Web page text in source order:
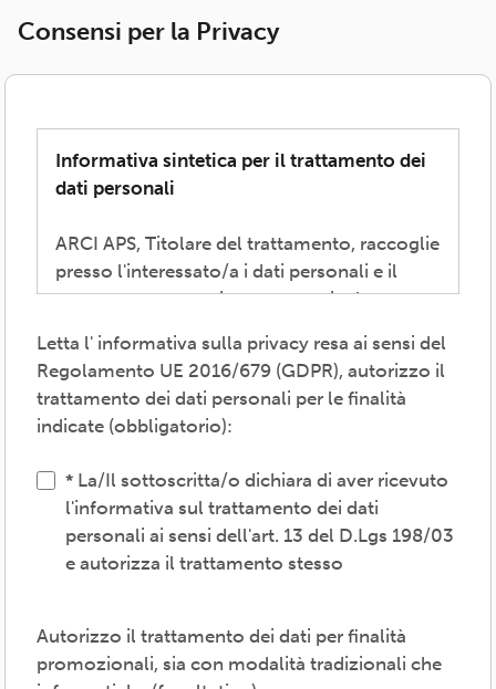
Consensi per la Privacy
Informativa sintetica per il trattamento dei
dati personali
ARCI APS, Titolare del trattamento, raccoglie
presso l'interessato/a i dati personali e il
consenso necessari per consentire la
perseguire i valori propri del movimento
ARCI e affermati negli atti associativi
fondamentali -anche mediante attività,
convenzioni e servizi-, provvedere agli
vigenti, inviare comunicazioni promozionali.
Il trattamento verrà effettuato: con modalità
cartacea e/o informatica; in modo lecito,
interni e/o comunicando i dati a soggetti
esterni (amministrazioni/autorità; fornitori di
Letta l' informativa sulla privacy resa ai sensi del
Regolamento UE 2016/679 (GDPR), autorizzo il
trattamento dei dati personali per le finalità
indicate (obbligatorio):
La/Il sottoscritta/o dichiara di aver ricevuto
l'informativa sul trattamento dei dati
personali ai sensi dell'art. 13 del D.Lgs 198/03
e autorizza il trattamento stesso
Autorizzo il trattamento dei dati per finalità
promozionali, sia con modalità tradizionali che